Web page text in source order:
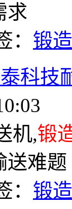
求
： 锻
科技
机,锻
送难题
： 锻